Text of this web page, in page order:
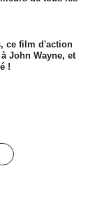
ce film d'action
John Wayne, et
!